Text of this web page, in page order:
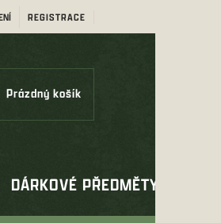
REGISTRACE
NÁKUPNÍ
Prázdný košík
DÁRKOVÉ PŘEDMĚTY